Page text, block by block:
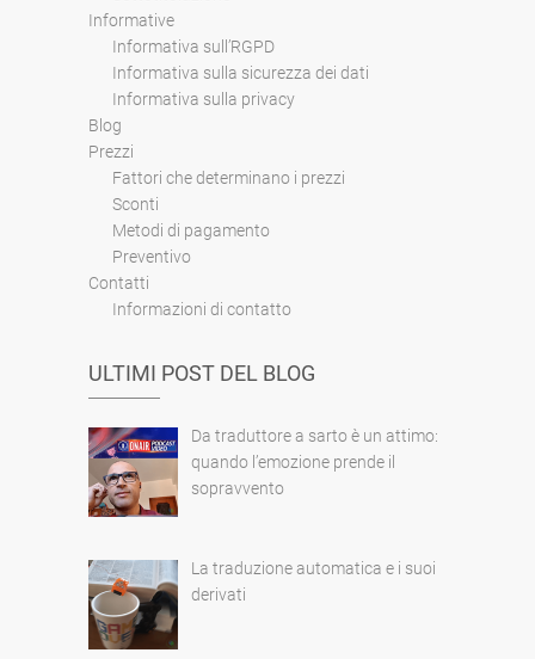
Informative
Informativa sull’RGPD
Informativa sulla sicurezza dei dati
Informativa sulla privacy
Blog
Prezzi
Fattori che determinano i prezzi
Sconti
Metodi di pagamento
Preventivo
Contatti
Informazioni di contatto
ULTIMI POST DEL BLOG
Da traduttore a sarto è un attimo:
quando l’emozione prende il
sopravvento
La traduzione automatica e i suoi
derivati